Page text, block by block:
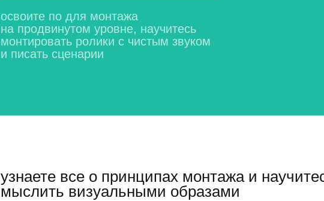
освоите по для монтажа
на продвинутом уровне, научитесь
монтировать ролики с чистым звуком
и писать сценарии
узнаете все о принципах монтажа и
мыслить визуальными образами